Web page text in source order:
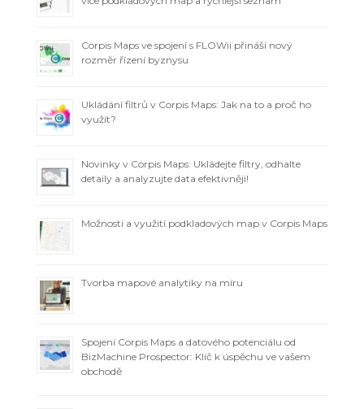
Corpis Maps ve spojení s FLOWii přináší nový
rozměr řízení byznysu
Ukládání filtrů v Corpis Maps: Jak na to a proč ho
využít?
Novinky v Corpis Maps: Ukládejte filtry, odhalte
detaily a analyzujte data efektivněji!
Možnosti a využití podkladových map v Corpis Maps
Tvorba mapové analytiky na míru
Spojení Corpis Maps a datového potenciálu od
BizMachine Prospector: Klíč k úspěchu ve vašem
obchodě